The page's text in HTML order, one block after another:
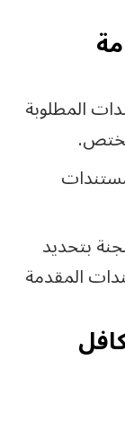
المطلوبة
بتحديد
المقدمة